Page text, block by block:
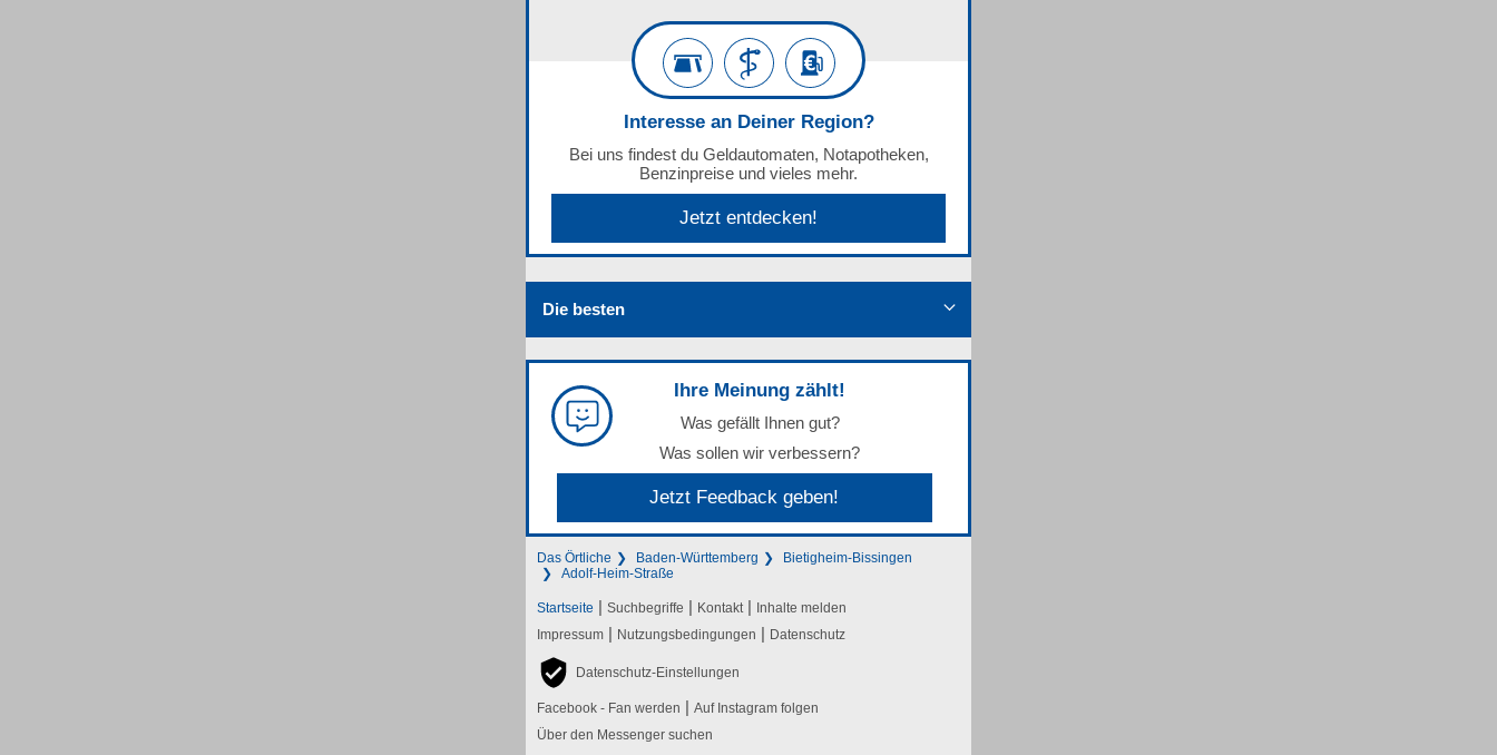
Interesse an Deiner Region?
Bei uns findest du Geldautomaten, Notapotheken,
Benzinpreise und vieles mehr.
Jetzt entdecken!
Die besten
Ihre Meinung zählt!
Was gefällt Ihnen gut?
Was sollen wir verbessern?
Jetzt Feedback geben!
Das Örtliche Baden-Württemberg
Bietigheim-Bissingen
Adolf-Heim-Straße
Startseite | Suchbegriffe | Kontakt | Inhalte melden
Impressum | Nutzungsbedingungen | Datenschutz
Datenschutz-Einstellungen
Facebook - Fan werden | Auf Instagram folgen
Über den Messenger suchen